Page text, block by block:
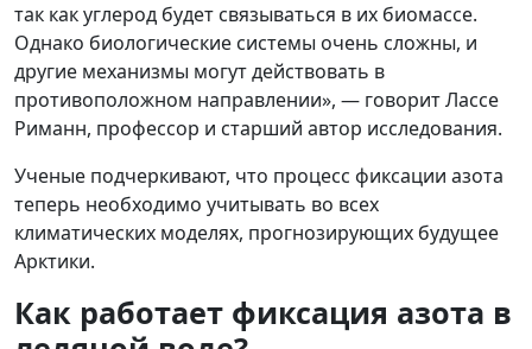
так как углерод будет связываться в их биомассе.
Однако биологические системы очень сложны, и
другие механизмы могут действовать в
противоположном направлении», — говорит Лассе
Риманн, профессор и старший автор исследования.
Ученые подчеркивают, что процесс фиксации азота
теперь необходимо учитывать во всех
климатических моделях, прогнозирующих будущее
Арктики.
Как работает фиксация азота в